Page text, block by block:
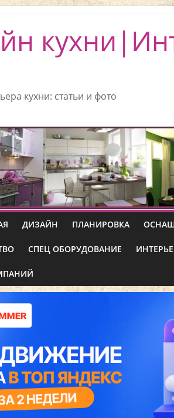
кухни: статьи и фото
ДИЗАЙН ПЛАНИРОВКА
СПЕЦ ОБОРУДОВАНИЕ